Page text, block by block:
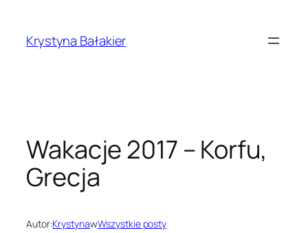
treściKrystyna Bałakier
Wakacje 2017 – Korfu,
Grecja
Autor:KrystynawWszystkie posty